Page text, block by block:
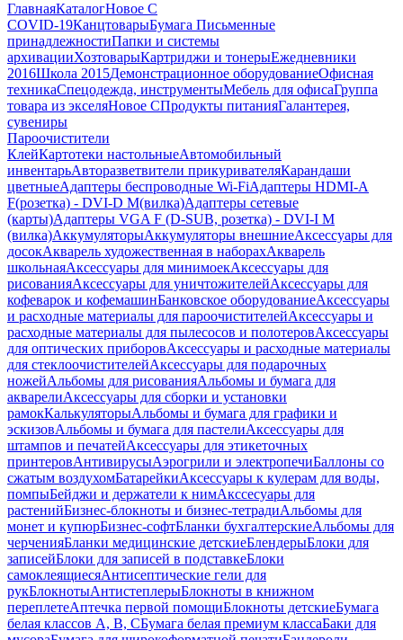
ГлавнаяКаталогНовое С
COVID-19КанцтоварыБумага Письменные
принадлежностиПапки и системы
архивацииХозтоварыКартриджи и тонерыЕжедневники
2016Школа 2015Демонстрационное оборудованиеОфисная
техникаСпецодежда, инструментыМебель для офисаГруппа
товара из экселяНовое СПродукты питанияГалантерея,
сувениры
Пароочистители
КлейКартотеки настольныеАвтомобильный
инвентарьАвторазветвители прикуривателяКарандаши
цветныеАдаптеры беспроводные Wi-FiАдаптеры HDMI-A
F(розетка) - DVI-D M(вилка)Адаптеры сетевые
(карты)Адаптеры VGA F (D-SUB, розетка) - DVI-I M
(вилка)АккумуляторыАккумуляторы внешниеАксессуары для
досокАкварель художественная в наборахАкварель
школьнаяАксессуары для минимоекАксессуары для
рисованияАксессуары для уничтожителейАксессуары для
кофеварок и кофемашинБанковское оборудованиеАксессуары
и расходные материалы для пароочистителейАксессуары и
расходные материалы для пылесосов и полотеровАксессуары
для оптических приборовАксессуары и расходные материалы
для стеклоочистителейАксессуары для подарочных
ножейАльбомы для рисованияАльбомы и бумага для
акварелиАксессуары для сборки и установки
рамокКалькуляторыАльбомы и бумага для графики и
эскизовАльбомы и бумага для пастелиАксессуары для
штампов и печатейАксессуары для этикеточных
принтеровАнтивирусыАэрогрили и электропечиБаллоны со
сжатым воздухомБатарейкиАксессуары к кулерам для воды,
помпыБейджи и держатели к нимАкссесуары для
растенийБизнес-блокноты и бизнес-тетрадиАльбомы для
монет и купюрБизнес-софтБланки бухгалтерскиеАльбомы для
черченияБланки медицинские детскиеБлендерыБлоки для
записейБлоки для записей в подставкеБлоки
самоклеящиесяАнтисептические гели для
рукБлокнотыАнтистеплерыБлокноты в книжном
переплетеАптечка первой помощиБлокноты детскиеБумага
белая классов А, В, СБумага белая премиум классаБаки для